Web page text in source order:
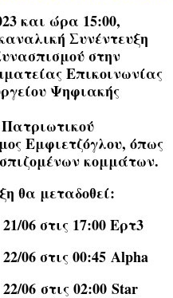
και ώρα 15:00,
Συνέντευξη
στην
Επικοινωνίας
Ψηφιακής
Εμφιετζόγλου, όπως
κομμάτων.
θα μεταδοθεί:
Ερτ3
Alpha
Star